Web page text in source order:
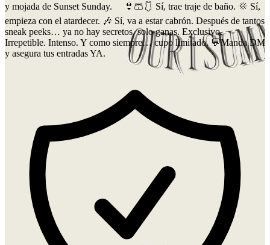
y mojada de Sunset Sunday. ⠀ 👙🩳🩱 Sí, trae traje de baño. 🌞 Sí,
empieza con el atardecer. 🎶 Sí, va a estar cabrón. Después de tantos
sneak peeks… ya no hay secretos, solo ganas. Exclusivo.
Irrepetible. Intenso. Y como siempre… cupo limitado. 💬Manda DM
y asegura tus entradas YA.